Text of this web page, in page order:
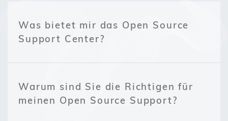
Was bietet mir das Open Source
Support Center?
Warum sind Sie die Richtigen für
meinen Open Source Support?